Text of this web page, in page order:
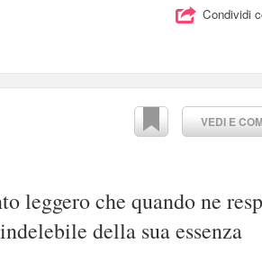
Condividi
VEDI E
leggero che quando ne
della sua essenza